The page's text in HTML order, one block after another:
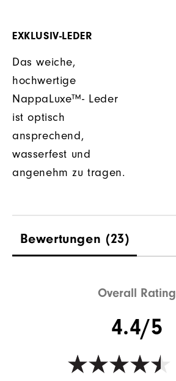
EXKLUSIV-LEDER
Das weiche,
hochwertige
NappaLuxe™- Leder
ist optisch
ansprechend,
wasserfest und
angenehm zu tragen.
Bewertungen (23)
Overall Rating
4.4/5